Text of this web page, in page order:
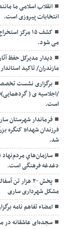
انقلاب اسلامی ما
انتخابات پیروزی است.
کشف ۱۵ مرکز
می شود.
دیدار مدیرکل حفظ
مازندران/ تاکید
برگزاری نشست
/اجلاسیه ی (
است.
فرماندار شهرستان
فرزندان شهدا” کنگره
شد.
سازمان‌هاي
دغدغه فرهنگی است.
مشکل شهرداری ساری
امضاء تفاهم نامه
سجده‌ای عاشقانه در